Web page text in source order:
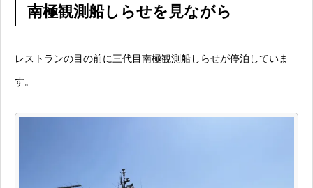
南極観測船しらせを見ながら
レストランの目の前に三代目南極観測船しらせが停泊していま
す。